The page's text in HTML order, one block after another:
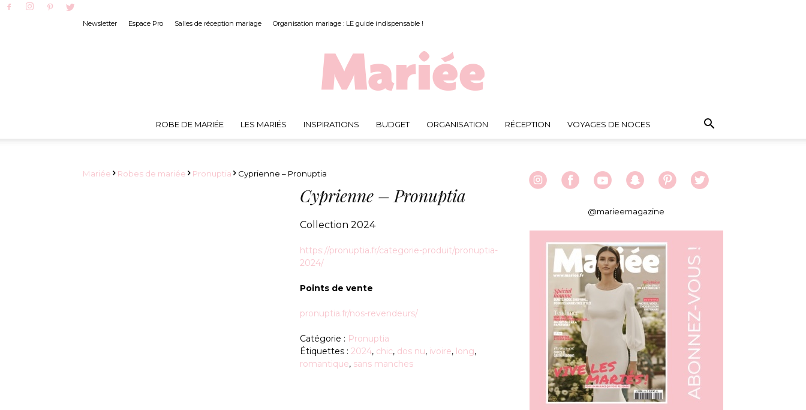
Newsletter Espace Pro Salles de réception mariage Organisation mariage : LE guide indispensable !
ROBE DE MARIÉE LES MARIÉS INSPIRATIONS BUDGET ORGANISATION RÉCEPTION VOYAGES DE NOCES
Mariée Robes de mariée Pronuptia Cyprienne – Pronuptia
Cyprienne – Pronuptia
Collection 2024
https://pronuptia.fr/categorie-produit/pronuptia-
2024/
Points de vente
pronuptia.fr/nos-revendeurs/
Catégorie : Pronuptia
Étiquettes : 2024, chic, dos nu, ivoire, long,
romantique, sans manches
@marieemagazine